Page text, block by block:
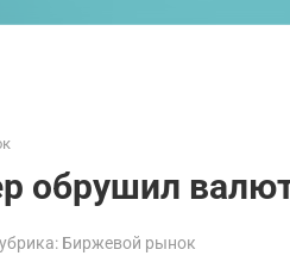
обрушил
Биржевой рынок